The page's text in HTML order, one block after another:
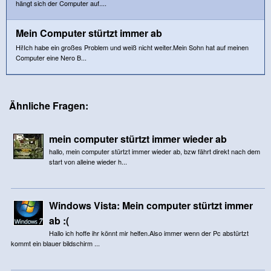
hängt sich der Computer auf....
Mein Computer stürtzt immer ab
Hi!Ich habe ein großes Problem und weiß nicht weiter.Mein Sohn hat auf meinen
Computer eine Nero B...
Ähnliche Fragen:
mein computer stürtzt immer wieder ab
hallo, mein computer stürtzt immer wieder ab, bzw fährt direkt nach dem
start von alleine wieder h...
Windows Vista: Mein computer stürtzt immer
ab :(
Hallo ich hoffe ihr könnt mir helfen.Also immer wenn der Pc abstürtzt
kommt ein blauer bildschirm ...